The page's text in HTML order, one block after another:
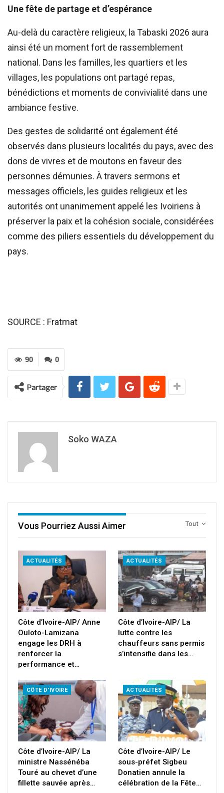
Une fête de partage et d’espérance
Au-delà du caractère religieux, la Tabaski 2026 aura
ainsi été un moment fort de rassemblement
national. Dans les familles, les quartiers et les
villages, les populations ont partagé repas,
bénédictions et moments de convivialité dans une
ambiance festive.
Des gestes de solidarité ont également été
observés dans plusieurs localités du pays, avec des
dons de vivres et de moutons en faveur des
personnes démunies. À travers sermons et
messages officiels, les guides religieux et les
autorités ont unanimement appelé les Ivoiriens à
préserver la paix et la cohésion sociale, considérées
comme des piliers essentiels du développement du
pays.
SOURCE : Fratmat
0
90
Partager
Soko WAZA
Tout
Vous Pourriez Aussi Aimer
ACTUALITÉS
Côte d’Ivoire-AIP/ Anne
Ouloto-Lamizana
engage les DRH à
renforcer la
performance et…
ACTUALITÉS
Côte d’Ivoire-AIP/ La
lutte contre les
chauffeurs sans permis
s’intensifie dans les…
CÔTE D'IVOIRE
Côte d’Ivoire-AIP/ La
ministre Nassénéba
Touré au chevet d’une
fillette sauvée après…
ACTUALITÉS
Côte d’Ivoire-AIP/ Le
sous-préfet Sigbeu
Donatien annule la
célébration de la Fête…